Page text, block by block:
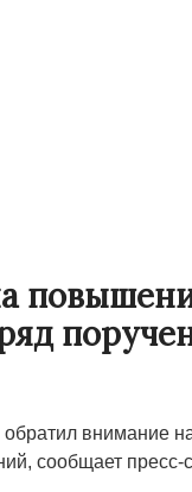
внимание
сообщает